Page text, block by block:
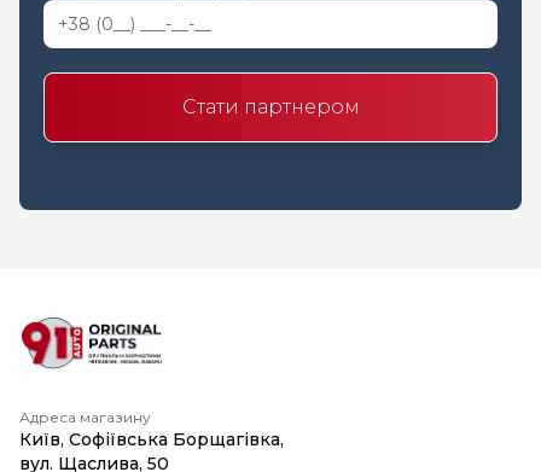
Стати партнером
Адреса магазину
Київ, Софіївська Борщагівка,
вул. Щаслива, 50